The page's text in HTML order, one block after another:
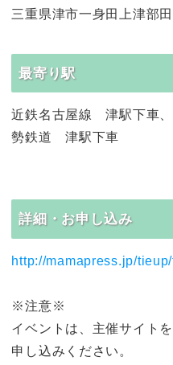
三重県津市一身田上津部
最寄り駅
近鉄名古屋線 津駅下車
勢鉄道 津駅下車
詳細・お申し込み
http://mamapress.jp/
※注意※
イベントは、主催サイト
申し込みください。